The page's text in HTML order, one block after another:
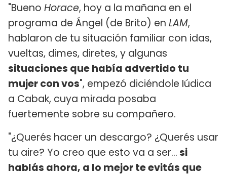
"Bueno Horace, hoy a la mañana en el
programa de Ángel (de Brito) en LAM,
hablaron de tu situación familiar con idas,
vueltas, dimes, diretes, y algunas
situaciones que había advertido tu
mujer con vos", empezó diciéndole Iúdica
a Cabak, cuya mirada posaba
fuertemente sobre su compañero.
"¿Querés hacer un descargo? ¿Querés usar
tu aire? Yo creo que esto va a ser...si
hablás ahora, a lo mejor te evitás que